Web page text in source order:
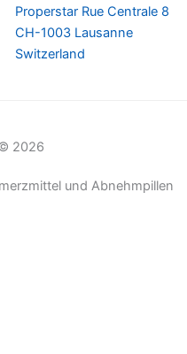
Properstar Rue Centrale 8
CH-1003 Lausanne
Switzerland
2026
und Abnehmpillen